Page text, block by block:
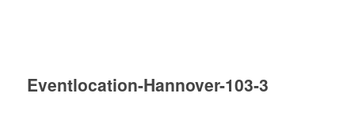
Eventlocation-Hannover-103-3